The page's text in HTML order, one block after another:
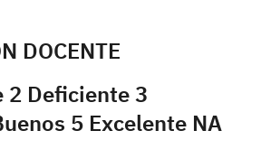
DOCENTE
2 Deficiente 3
5 Excelente NA